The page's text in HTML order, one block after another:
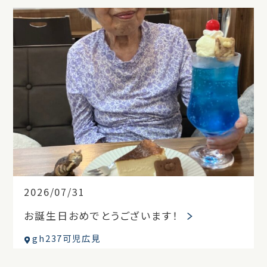
2026/07/31
お誕生日おめでとうございます！
gh237可児広見